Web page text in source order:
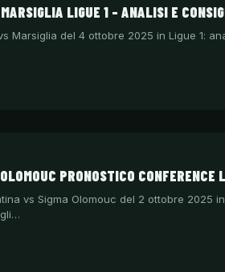
LIGUE 1 – ANALISI E
Marsiglia del 4 ottobre 2025 in Ligue 1:
PRONOSTICO CONFERENCE
vs Sigma Olomouc del 2 ottobre 2025